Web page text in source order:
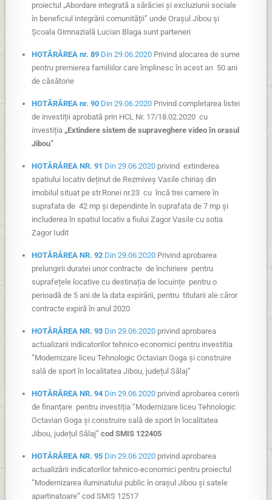
proiectul „Abordare integrată a sărăciei și excluziunii sociale
în beneficiul integrării comunității” unde Orașul Jibou și
Școala Gimnazială Lucian Blaga sunt parteneri
HOTĂRÂREA nr. 89 Din 29.06.2020 Privind alocarea de sume
pentru premierea familiilor care împlinesc în acest an 50 ani
de căsătorie
HOTĂRÂREA nr. 90 Din 29.06.2020 Privind completarea listei
de investiții aprobată prin HCL Nr. 17/18.02.2020 cu
investiția „Extindere sistem de supraveghere video în orasul
Jibou”
HOTĂRÂREA NR. 91 Din 29.06.2020 privind extinderea
spatiului locativ deținut de Rezmiveș Vasile chiriaș din
imobilul situat pe str.Ronei nr.23 cu încă trei camere în
suprafata de 42 mp și dependinte în suprafata de 7 mp și
includerea în spatiul locativ a fiului Zagor Vasile cu sotia
Zagor Iudit
HOTĂRÂREA NR. 92 Din 29.06.2020 Privind aprobarea
prelungirii duratei unor contracte de închiriere pentru
suprafețele locative cu destinația de locuințe pentru o
perioadă de 5 ani de la data expirării, pentru titularii ale căror
contracte expiră în anul 2020
HOTĂRÂREA NR. 93 Din 29.06.2020 privind aprobarea
actualizarii indicatorilor tehnico-economici pentru investitia
”Modernizare liceu Tehnologic Octavian Goga și construire
sală de sport în localitatea Jibou, județul Sălaj”
HOTĂRÂREA NR. 94 Din 29.06.2020 privind aprobarea cererii
de finanțare pentru investiția ”Modernizare liceu Tehnologic
Octavian Goga și construire sală de sport în localitatea
Jibou, județul Sălaj”cod SMIS 122405
HOTĂRÂREA NR. 95 Din 29.06.2020 privind aprobarea
actualizării indicatorilor tehnico-economici pentru proiectul
”Modernizarea iluminatului public în orașul Jibou și satele
apartinatoare” cod SMIS 12517